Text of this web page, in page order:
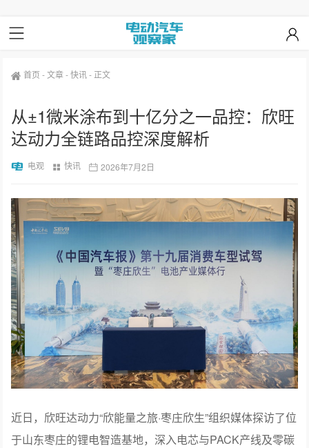
首页 -文章-快讯- 正文
从±1微米涂布到十亿分之一品控：欣旺
达动力全链路品控深度解析
电观 快讯 2026年7月2日
近日，欣旺达动力“欣能量之旅·枣庄欣生”组织媒体探访了位
于山东枣庄的锂电智造基地，深入电芯与PACK产线及零碳